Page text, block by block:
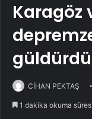
Karagöz
güldürdü
CİHAN PEKTAŞ
1 dakika okuma süresi